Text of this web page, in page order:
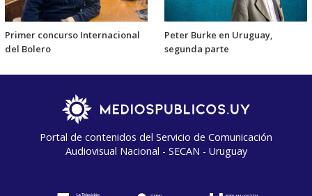
Primer concurso Internacional
del Bolero
Peter Burke en Uruguay,
segunda parte
Portal de contenidos del Servicio de Comunicación
Audiovisual Nacional - SECAN - Uruguay